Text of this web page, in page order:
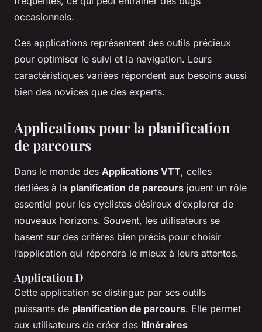
occasionnels.
Ces applications représentent des outils précieux
pour optimiser le suivi et la navigation. Leurs
caractéristiques variées répondent aux besoins aussi
bien des novices que des experts.
Applications pour la planification
de parcours
Dans le monde des Applications VTT, celles
dédiées à la planification de parcours jouent un rôle
essentiel pour les cyclistes désireux d’explorer de
nouveaux horizons. Souvent, les utilisateurs se
basent sur des critères bien précis pour choisir
l’application qui répondra le mieux à leurs attentes.
Application D
Cette application se distingue par ses outils
puissants de planification de parcours. Elle permet
aux utilisateurs de créer des itinéraires